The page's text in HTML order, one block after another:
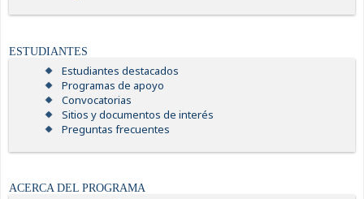
ESTUDIANTES
Estudiantes destacados
Programas de apoyo
Convocatorias
Sitios y documentos de interés
Preguntas frecuentes
ACERCA DEL PROGRAMA